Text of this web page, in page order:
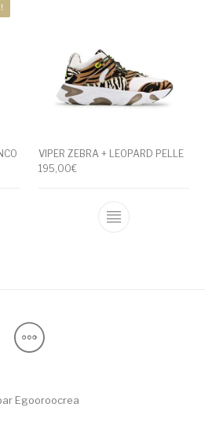
95,00€.
è: 50,00€.
ha più varianti. Le
VIPER ZEBRA + LEOPARD PELLE
195,00€
Questo
Egooroocrea